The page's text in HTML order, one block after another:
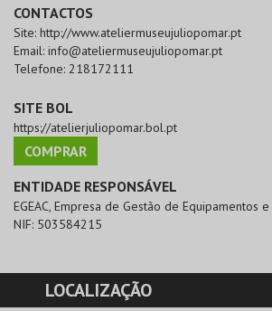
CONTACTOS
Site: http://www.ateliermuseujuliopomar.pt
Email: info@ateliermuseujuliopomar.pt
Telefone: 218172111
SITE BOL
https://atelierjuliopomar.bol.pt
COMPRAR
ENTIDADE RESPONSÁVEL
EGEAC, Empresa de Gestão de Equipamentos
NIF: 503584215
LOCALIZAÇÃO